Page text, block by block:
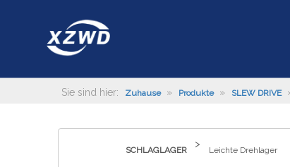
Sie sind hier: Zuhause » Produkte » SLEW DRIVE
SCHLAGLAGER
>
Leichte Drehlager